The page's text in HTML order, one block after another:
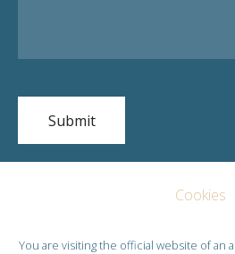
Cookies
You are visiting the official website of an